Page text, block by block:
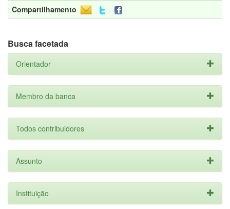
Compartilhamento
Busca facetada
Orientador
Membro da banca
Todos contribuidores
Assunto
Instituição